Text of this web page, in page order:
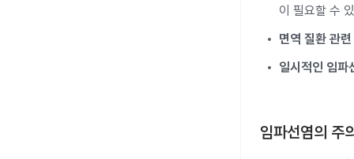
이 필요할 수
면역 질환 관
일시적인 임파
임파선염의 주